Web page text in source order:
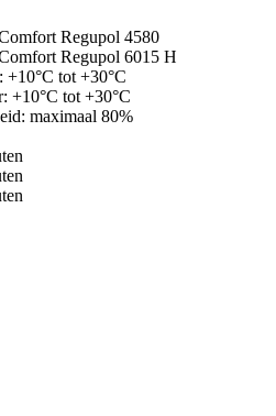
Regupol 4580
Regupol 6015 H
+10°C tot +30°C
+10°C tot +30°C
maximaal 80%